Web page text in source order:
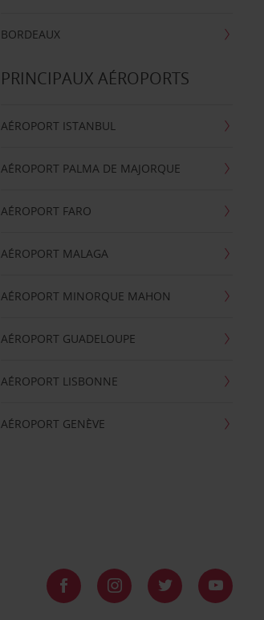
BORDEAUX
PRINCIPAUX AÉROPORTS
AÉROPORT ISTANBUL
AÉROPORT PALMA DE MAJORQUE
AÉROPORT FARO
AÉROPORT MALAGA
AÉROPORT MINORQUE MAHON
AÉROPORT GUADELOUPE
AÉROPORT LISBONNE
AÉROPORT GENÈVE